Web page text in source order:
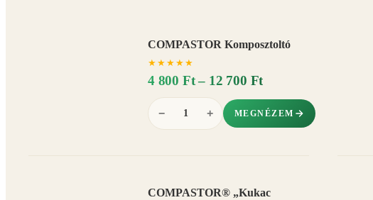
COMPASTOR Komposztoltó
★ ★ ★ ★ ★
4 800 Ft – 12 700 Ft
− + MEGNÉZEM
COMPASTOR® „Kukac